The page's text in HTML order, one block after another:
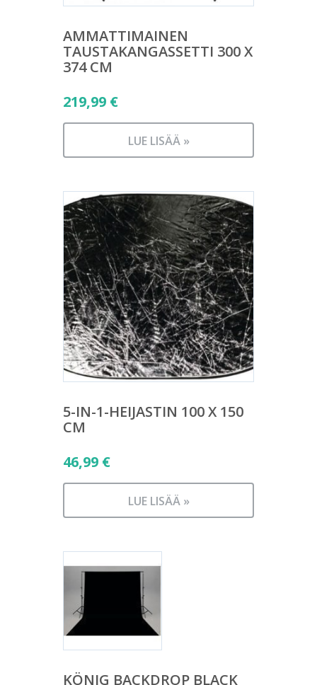
AMMATTIMAINEN
TAUSTAKANGASSETTI 300 X
374 CM
219,99 €
LUE LISÄÄ »
5-IN-1-HEIJASTIN 100 X 150
CM
46,99 €
LUE LISÄÄ »
KÖNIG BACKDROP BLACK